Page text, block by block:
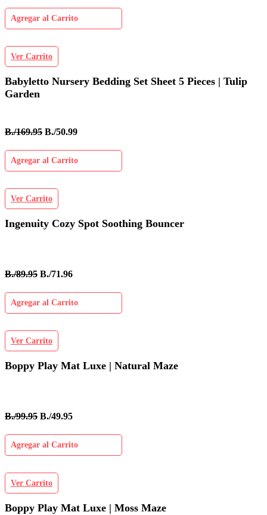
Agregar al Carrito
Ver Carrito
Babyletto Nursery Bedding Set Sheet 5 Pieces | Tulip
Garden
B./169.95 B./50.99
Agregar al Carrito
Ver Carrito
Ingenuity Cozy Spot Soothing Bouncer
B./89.95 B./71.96
Agregar al Carrito
Ver Carrito
Boppy Play Mat Luxe | Natural Maze
B./99.95 B./49.95
Agregar al Carrito
Ver Carrito
Boppy Play Mat Luxe | Moss Maze